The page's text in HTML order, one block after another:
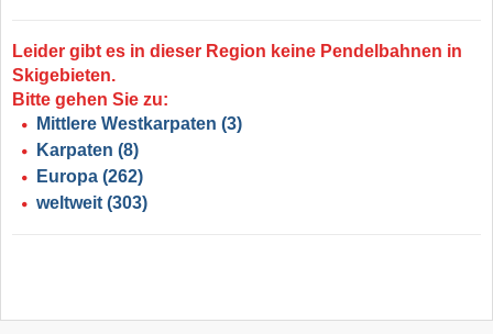
Leider gibt es in dieser Region keine Pendelbahnen in
Skigebieten.
Bitte gehen Sie zu:
Mittlere Westkarpaten (3)
Karpaten (8)
Europa (262)
weltweit (303)